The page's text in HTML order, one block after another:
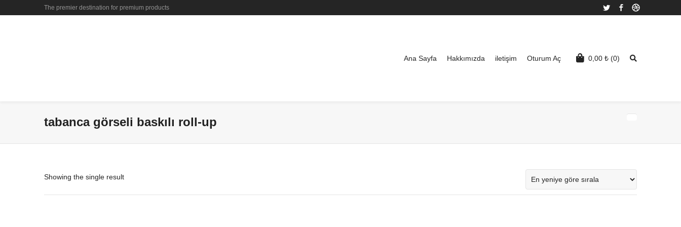
The premier destination for premium products Twitter Facebook
0,00 ₺ (0)
Ana Sayfa Hakkımızda iletişim Oturum Aç
tabanca görseli baskılı roll-up
Showing the single result